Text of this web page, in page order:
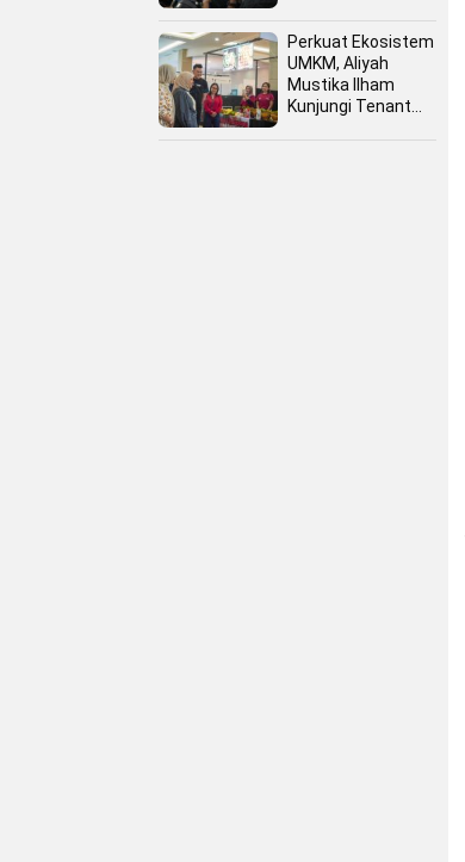
Perkuat Ekosistem
UMKM, Aliyah
Mustika Ilham
Kunjungi Tenant